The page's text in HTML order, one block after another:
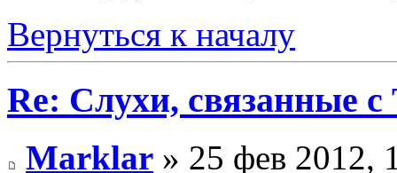
Вернуться к началу
Re: Слухи, связанные с
Marklar » 25 фев 2012,